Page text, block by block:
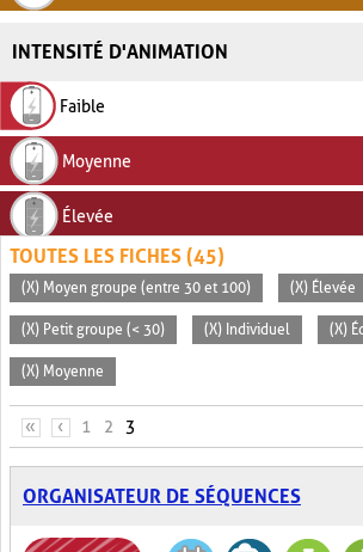
INTENSITÉ D'ANIMATION
Faible
Moyenne
Élevée
TOUTES LES FICHES (45)
(X) Moyen groupe (entre 30 et 100) (X) Élevée
(X) Petit groupe (< 30) (X) Individuel (X)
(X) Moyenne
PAGES
« ‹ 1 2 3
ORGANISATEUR DE SÉQUENCES